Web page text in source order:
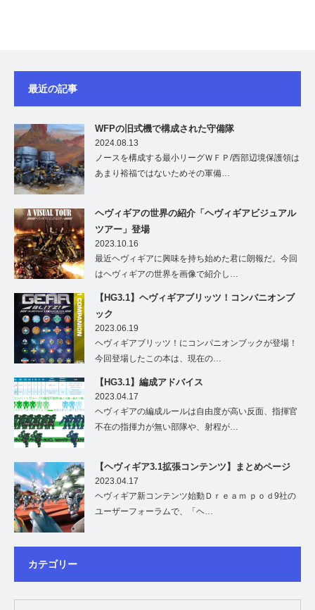
最近の記事
WFPの旧式機で構成された守備隊
2024.08.13
ノースを構成する最小リーグＷＦＰ/西部辺境保護領は
あまり裕福ではないためその軍備…
ヘヴィギアの世界の紹介「ヘヴィギアビジュアル
ツアー」登場
2023.10.16
最近ヘヴィギアに興味を持ち始めた君に朗報だ。今回
はヘヴィギアの世界を画像で紹介し…
【HG3.1】ヘヴィギアブリッツ！コンパニオンブ
ック
2023.06.19
ヘヴィギアブリッツ！にコンパニオンブックが登場！
今回登場したこの本は、現在の…
【HG3.1】編成アドバイス
2023.04.17
ヘヴィギアの編成ルールは自由度が高い反面、指揮官
不在の指揮力が無い部隊や、射程が…
【ヘヴィギア3.1拡張コンテンツ】まとめページ
2023.04.17
ヘヴィギア新コンテンツ始動Ｄｒｅａｍ ｐｏｄ9社の
ユーザーフォーラムで、「ヘ…
カテゴリー